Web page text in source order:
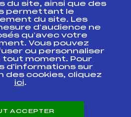
fédéral
Formation, Suivi
du site, ainsi que des
permettant le
du site. Les
d’audience ne
qu’avec votre
Vous pouvez
ou personnaliser
tout moment. Pour
d'informations sur
des cookies, cliquez
ici.
ACCEPTER